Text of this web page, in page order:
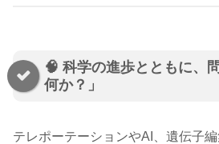
🧠 科学の進歩とともに、
何か？」
テレポーテーションやAI、遺伝子